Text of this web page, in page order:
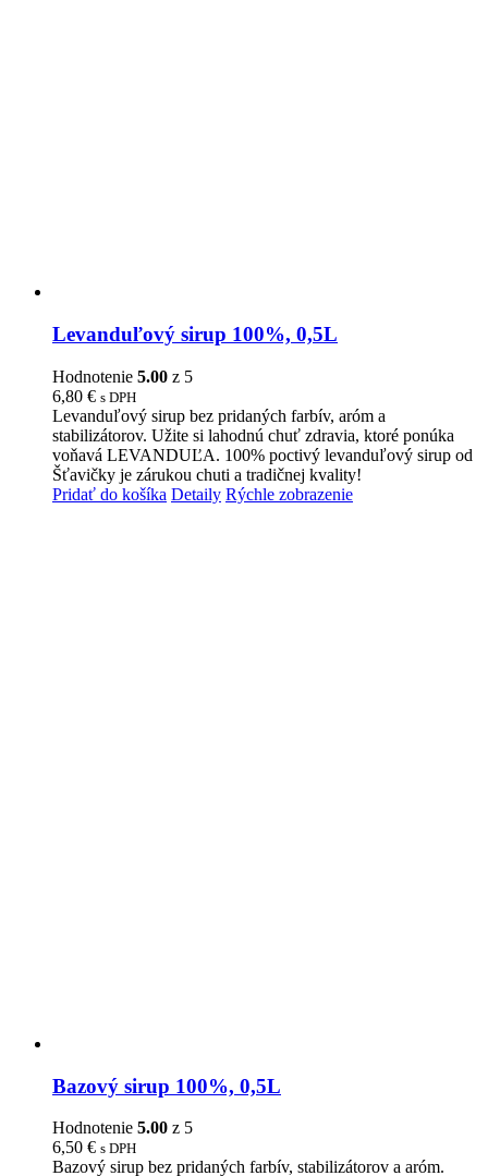
Levanduľový sirup 100%, 0,5L
Hodnotenie 5.00 z 5
6,80 € s DPH
Levanduľový sirup bez pridaných farbív, aróm a
stabilizátorov. Užite si lahodnú chuť zdravia, ktoré ponúka
voňavá LEVANDUĽA. 100% poctivý levanduľový sirup od
Šťavičky je zárukou chuti a tradičnej kvality!
Pridať do košíka Detaily Rýchle zobrazenie
Bazový sirup 100%, 0,5L
Hodnotenie 5.00 z 5
6,50 € s DPH
Bazový sirup bez pridaných farbív, stabilizátorov a aróm.